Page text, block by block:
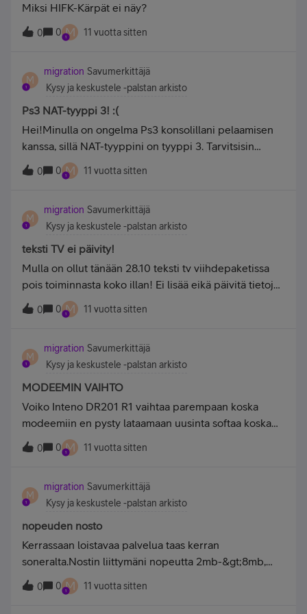
huoneistossa, niin pitää ensin yrittää arvata
mahdollisia syitä. Seuraavalla käynnillä pitää ainakin
päivittää Ciscon fw ja vilkaista
mahdollista kuten myyjä minulle myi tämän liittymän.
Ottanette huomioon edellämainitut seikat ja hyvitätte
Miksi HIFK-Kärpät ei näy?
0 0 M 11 vuotta sitten
M
migration Savumerkittäjä
Kysy ja keskustele -palstan arkisto
Ps3 NAT-tyyppi 3! :(
Hei!Minulla on ongelma Ps3 konsolillani pelaamisen
kanssa, sillä NAT-tyyppini on tyyppi 3. Tarvitsisin
ohjeet miten saan muutettua NAT-tyyppini tyyppi
kolmesta tyyppi yhdeksi. Minulla on siis Huawei
neuvoa minua ongelmani kanssa. Kiitos tuhannesti jo
etukäteen!!! :)
0 0 M 11 vuotta sitten
M
migration Savumerkittäjä
Kysy ja keskustele -palstan arkisto
teksti TV ei päivity!
Mulla on ollut tänään 28.10 teksti tv viihdepaketissa
pois toiminnasta koko illan! Ei lisää eikä päivitä tietoja.
Ei voinut seurata sm liigan tulospalvelua kun ei
toimi!Onko kellään vastaa ongelmaa ja korjautuuko se
toimintaan ja kaikki muu asiat toimii normaalisti mutta
ei tärkein eli txtv!
0 0 M 11 vuotta sitten
M
migration Savumerkittäjä
Kysy ja keskustele -palstan arkisto
MODEEMIN VAIHTO
Voiko Inteno DR201 R1 vaihtaa parempaan koska
modeemiin en pysty lataamaan uusinta softaa koska
tulee ilmoitus timeout ja tekninen tuki ei pääse etänä
modeemiin. Modeemi ei toimi oikein WIFI ei toimi ja
0 0 M 11 vuotta sitten
M
migration Savumerkittäjä
Kysy ja keskustele -palstan arkisto
nopeuden nosto
Kerrassaan loistavaa palvelua taas kerran
soneralta.Nostin liittymäni nopeutta 2mb-&gt;8mb,
viikon kuluttua nopeus edelleen 2mb.Tein
vikailmoituksen ja tuli vastaus, että ongelma hoidetaan
0 0 M 11 vuotta sitten